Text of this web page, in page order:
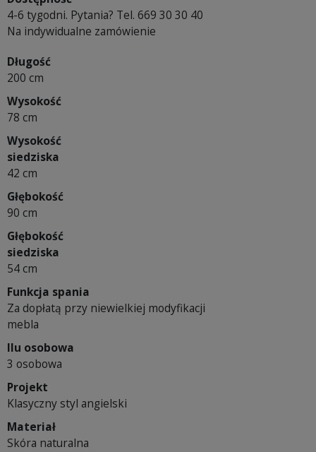
4-6 tygodni. Pytania? Tel. 669 30 30 40
Na indywidualne zamówienie
Długość
200 cm
Wysokość
78 cm
Wysokość
siedziska
42 cm
Głębokość
90 cm
Głębokość
siedziska
54 cm
Funkcja spania
Za dopłatą przy niewielkiej modyfikacji
mebla
Ilu osobowa
3 osobowa
Projekt
Klasyczny styl angielski
Materiał
Skóra naturalna